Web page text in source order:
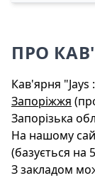
ПРО
Кав'ярня "Jays
Запоріжжя
Запорізька
На нашому
(базується на
З закладом